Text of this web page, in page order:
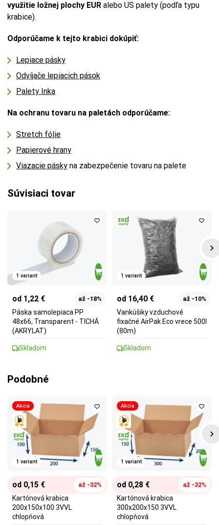
využitie ložnej plochy EUR alebo US palety (podľa typu
krabice).
Odporúčame k tejto krabici dokúpiť:
Lepiace pásky
Odvíjače lepiacich pások
Palety Inka
Na ochranu tovaru na paletách odporúčame:
Stretch fólie
Papierové hrany
Viazacie pásky na zabezpečenie tovaru na palete
Súvisiaci tovar
1 variant
od 1,22 € až -18%
Páska samolepiaca PP
48x66, Transparent - TICHÁ
(AKRYLAT)
Skladom
1 variant
od 16,40 € až -10%
Vankúšiky vzduchové
fixačné AirPak Eco vrece 500l
(80m)
Skladom
Podobné
Akcia
1 variant
od 0,15 € až -32%
Kartónová krabica
200x150x100 3VVL
chlopňová
Akcia
1 variant
od 0,28 € až -32%
Kartónová krabica
300x200x150 3VVL
chlopňová